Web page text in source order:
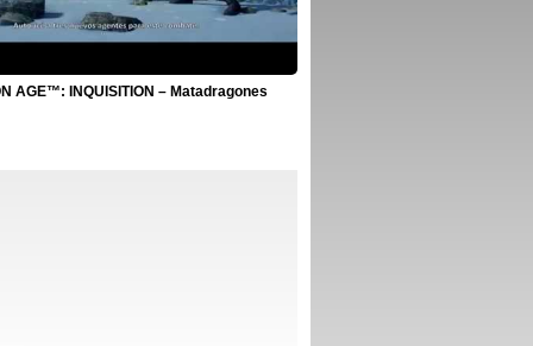
AGE™: INQUISITION – Matadragones